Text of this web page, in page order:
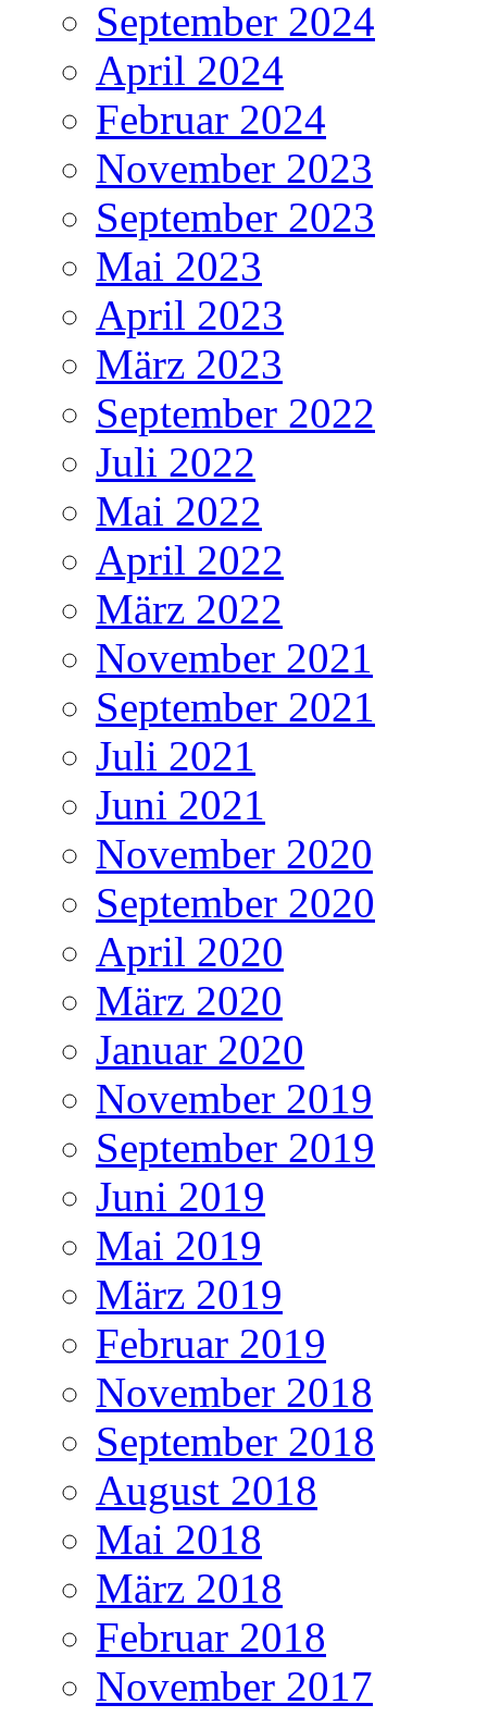
September 2024
April 2024
Februar 2024
November 2023
September 2023
Mai 2023
April 2023
März 2023
September 2022
Juli 2022
Mai 2022
April 2022
März 2022
November 2021
September 2021
Juli 2021
Juni 2021
November 2020
September 2020
April 2020
März 2020
Januar 2020
November 2019
September 2019
Juni 2019
Mai 2019
März 2019
Februar 2019
November 2018
September 2018
August 2018
Mai 2018
März 2018
Februar 2018
November 2017